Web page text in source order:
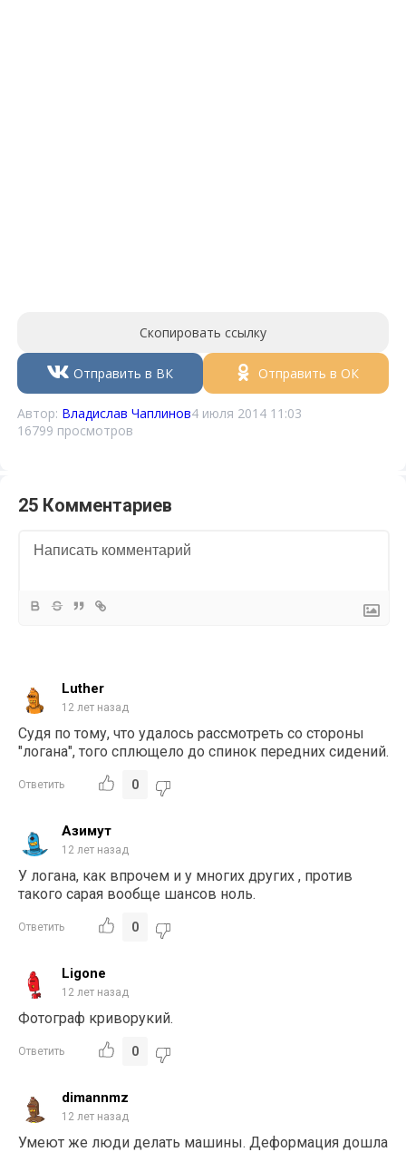
Скопировать ссылку
Отправить в ВК Отправить в ОК
Автор: Владислав Чаплинов4 июля 2014 11:03
16799 просмотров
25 Комментариев
Luther
12 лет назад
Судя по тому, что удалось рассмотреть со стороны
"логана", того сплющело до спинок передних сидений.
Ответить 0
Азимут
12 лет назад
У логана, как впрочем и у многих других , против
такого сарая вообще шансов ноль.
Ответить 0
Ligone
12 лет назад
Фотограф криворукий.
Ответить 0
dimannmz
12 лет назад
Умеют же люди делать машины. Деформация дошла